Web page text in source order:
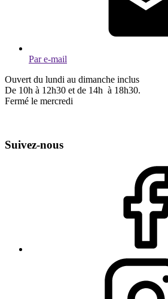
Par e-mail
Ouvert du lundi au dimanche inclus
De 10h à 12h30 et de 14h à 18h30.
Fermé le mercredi
Suivez-nous